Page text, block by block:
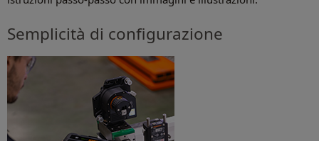
Semplicità di configurazione